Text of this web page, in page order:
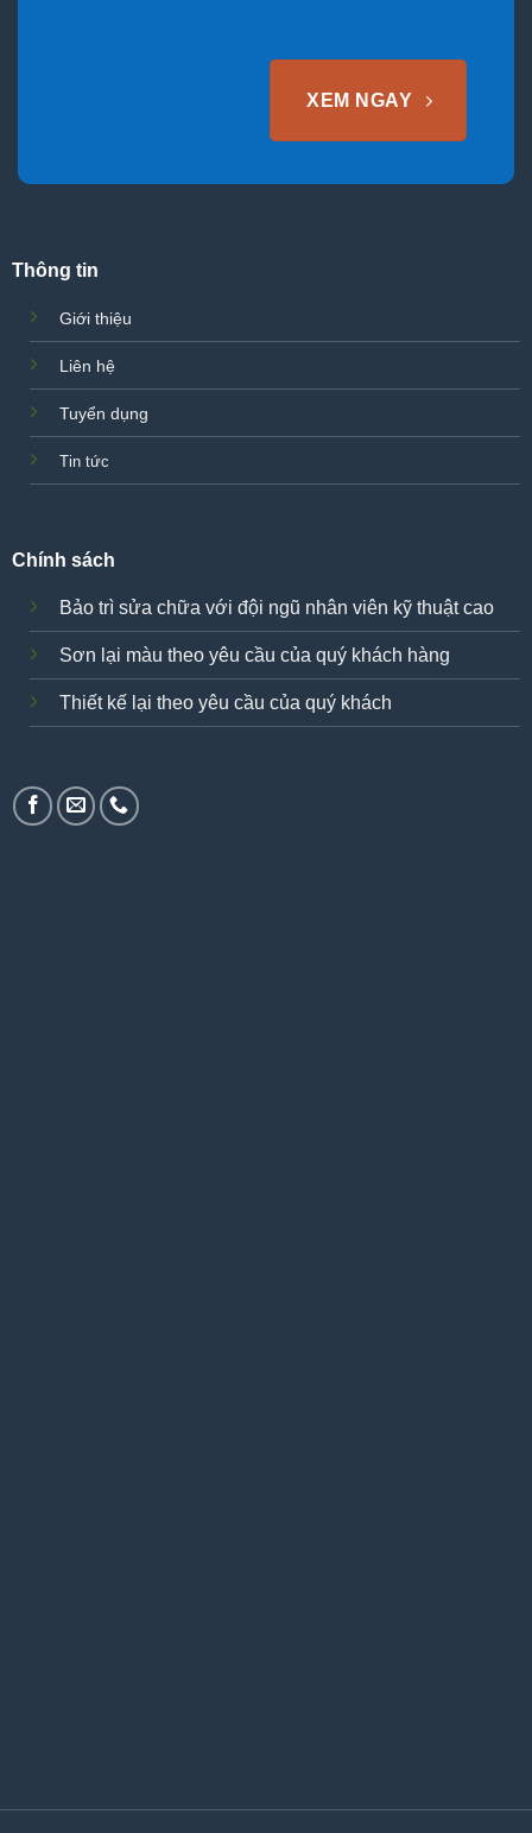
XEM NGAY
Thông tin
Giới thiệu
Liên hệ
Tuyển dụng
Tin tức
Chính sách
Bảo trì sửa chữa với đội ngũ nhân viên kỹ thuật cao
Sơn lại màu theo yêu cầu của quý khách hàng
Thiết kế lại theo yêu cầu của quý khách